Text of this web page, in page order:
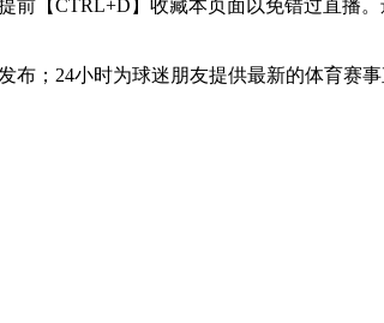
【CTRL+D】收藏本页面以免错过直播
；24小时为球迷朋友提供最新的体育赛事